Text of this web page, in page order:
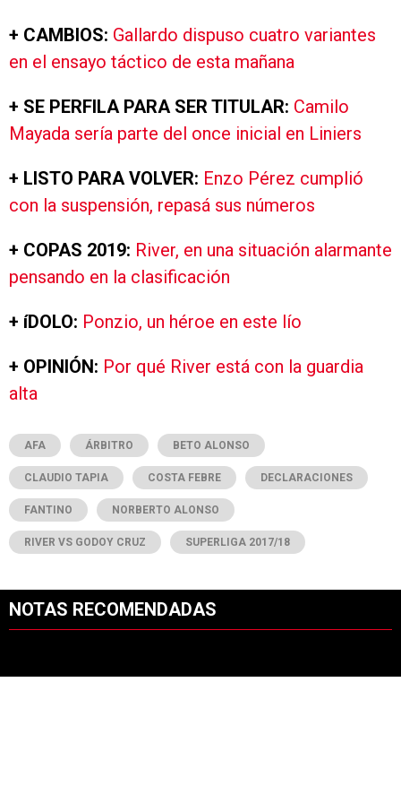
+ CAMBIOS: Gallardo dispuso cuatro variantes
en el ensayo táctico de esta mañana
+ SE PERFILA PARA SER TITULAR: Camilo
Mayada sería parte del once inicial en Liniers
+ LISTO PARA VOLVER: Enzo Pérez cumplió
con la suspensión, repasá sus números
+ COPAS 2019: River, en una situación alarmante
pensando en la clasificación
+ íDOLO: Ponzio, un héroe en este lío
+ OPINIÓN: Por qué River está con la guardia
alta
AFA ÁRBITRO BETO ALONSO
CLAUDIO TAPIA COSTA FEBRE DECLARACIONES
FANTINO NORBERTO ALONSO
RIVER VS GODOY CRUZ SUPERLIGA 2017/18
NOTAS RECOMENDADAS